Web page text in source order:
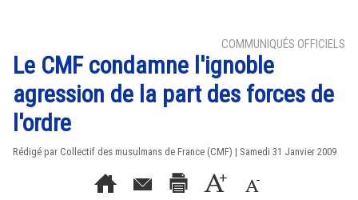
COMMUNIQUÉS OFFICIELS
Le CMF condamne l'ignoble
agression de la part des forces de
l'ordre
Rédigé par Collectif des musulmans de France (CMF) | Samedi 31 Janvier 2009